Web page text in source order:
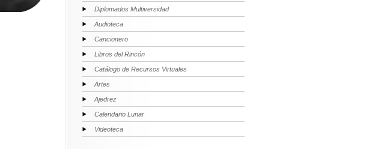
Diplomados Multiversidad
Audioteca
Cancionero
Libros del Rincón
Catálogo de Recursos Virtuales
Artes
Ajedrez
Calendario Lunar
Videoteca